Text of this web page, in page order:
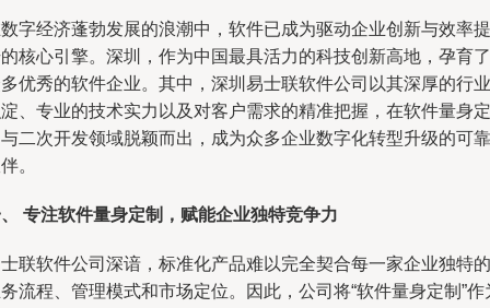
字经济蓬勃发展的浪潮中，软件已成为驱动企业创新与效率提
核心引擎。深圳，作为中国最具活力的科技创新高地，孕育了
优秀的软件企业。其中，深圳易士联软件公司以其深厚的行业
、专业的技术实力以及对客户需求的精准把握，在软件量身定
二次开发领域脱颖而出，成为众多企业数字化转型升级的可靠
。
专注软件量身定制，赋能企业独特竞争力
联软件公司深谙，标准化产品难以完全契合每一家企业独特的
流程、管理模式和市场定位。因此，公司将“软件量身定制”作